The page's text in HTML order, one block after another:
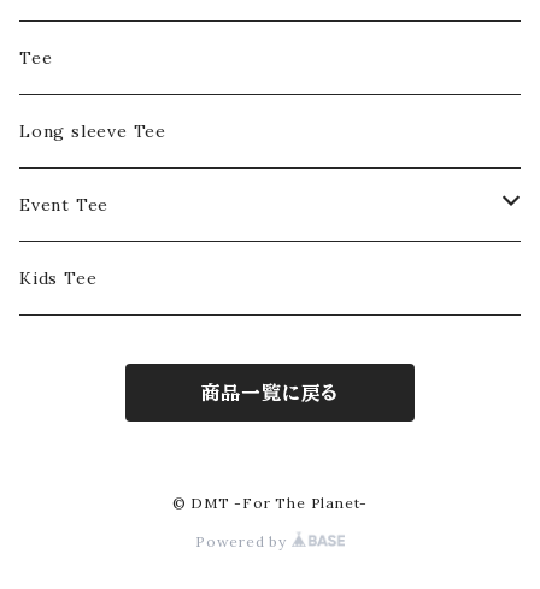
Tee
Long sleeve Tee
Event Tee
DMT Entertainment
ASTOROPOLITAN
Kids Tee
商品一覧に戻る
© DMT -For The Planet-
Powered by